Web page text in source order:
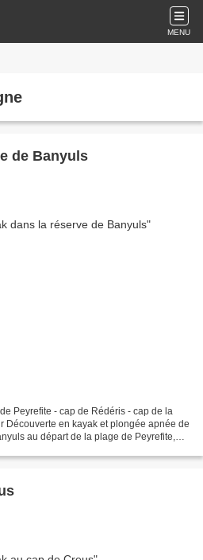
MENU
de Banyuls
Peyrefite - cap de Rédéris - cap de la
Découverte en kayak et plongée apnée de
au départ de la plage de Peyrefite,